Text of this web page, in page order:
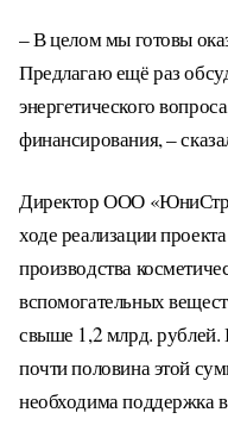
– В целом мы готовы
Предлагаю ещё раз
энергетического
финансирования, –
Директор ООО
ходе реализации
производства
вспомогательных
свыше 1,2 млрд. рублей.
почти половина этой
необходима поддержка